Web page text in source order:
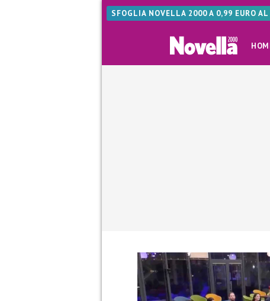
SFOGLIA NOVELLA 2000 A 0,99 EURO AL